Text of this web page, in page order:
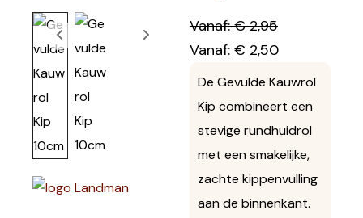
Vanaf:€2,95
Vanaf: € 2,50
De Gevulde Kauwrol
Kip combineert een
stevige rundhuidrol
met een smakelijke,
zachte kippenvulling
aan de binnenkant.